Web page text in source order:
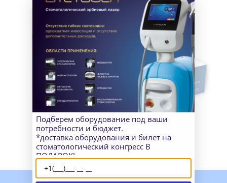
Подберем оборудование под ваши
потребности и бюджет.
*доставка оборудования и билет на
стоматологический конгресс В
ПОДАРОК!